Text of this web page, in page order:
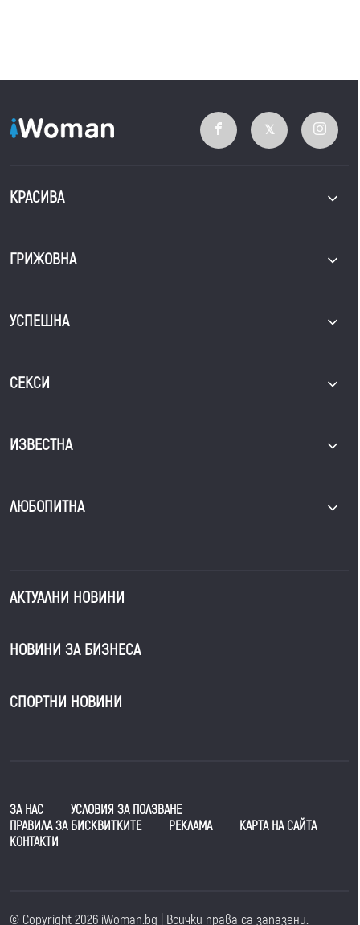
КРАСИВА
ГРИЖОВНА
УСПЕШНА
СЕКСИ
ИЗВЕСТНА
ЛЮБОПИТНА
АКТУАЛНИ НОВИНИ
НОВИНИ ЗА БИЗНЕСА
СПОРТНИ НОВИНИ
ЗА НАС
УСЛОВИЯ ЗА ПОЛЗВАНЕ
ПРАВИЛА ЗА БИСКВИТКИТЕ
РЕКЛАМА
КАРТА НА САЙТА
КОНТАКТИ
© Copyright 2026 iWoman.bg | Всички права са запазени.